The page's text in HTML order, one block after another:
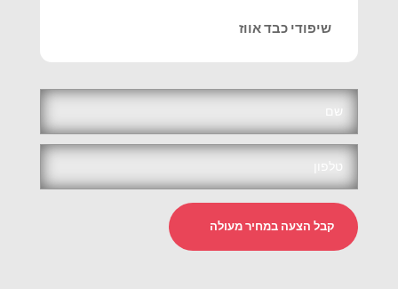
שיפודי כבד אווז
קבל הצעה במחיר מעולה